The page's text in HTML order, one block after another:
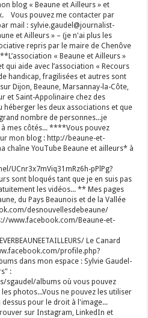
blog « Beaune et Ailleurs » et
Vous pouvez me contacter par
mail : sylvie.gaudel@journalist-
et Ailleurs » – (je n'ai plus les
repris par le maire de Chenôve
« Beaune et Ailleurs »
qui aide avec l’association « Recours
handicap, fragilisées et autres sont
Dijon, Beaune, Marsannay-la-Côte,
et Saint-Appolinaire chez des
héberger les deux associations et que
nombre de personnes...je
mes côtés... ****Vous pouvez
mon blog : http://beaune-et-
chaîne YouTube Beaune et ailleurs* à
UCnr3x7mViq31mRz6h-pPlPg?
sont bloqués tant que je en suis pas
les vidéos... ** Mes pages
du Pays Beaunois et de la Vallée
desnouvellesdebeaune/
www.facebook.com/Beaune-et-
Le Canard
profile.php?
dans mon espace : Sylvie Gaudel-
:
sgaudel/albums où vous pouvez
photos...Vous ne pouvez les utiliser
pour le droit à l'image...
sur Instagram, LinkedIn et